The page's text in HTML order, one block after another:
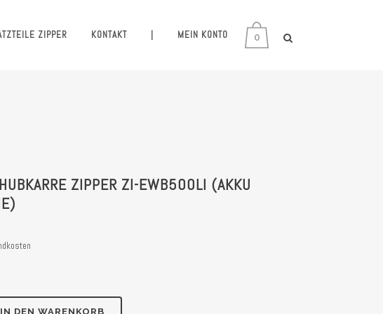
0
ZIPPER KONTAKT MEIN KONTO
ZIPPER ZI-EWB500LI (AKKU
IN DEN WARENKORB